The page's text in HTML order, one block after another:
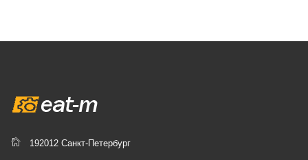
192012 Санкт-Петербург